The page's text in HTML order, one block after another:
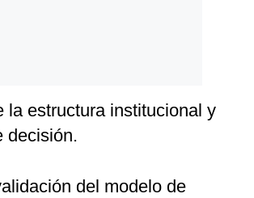
la estructura institucional y
decisión.
del modelo de